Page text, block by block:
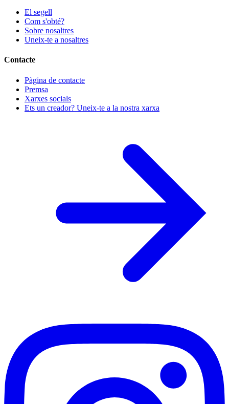
El segell
Com s'obté?
Sobre nosaltres
Uneix-te a nosaltres
Contacte
Pàgina de contacte
Premsa
Xarxes socials
Ets un creador? Uneix-te a la nostra xarxa